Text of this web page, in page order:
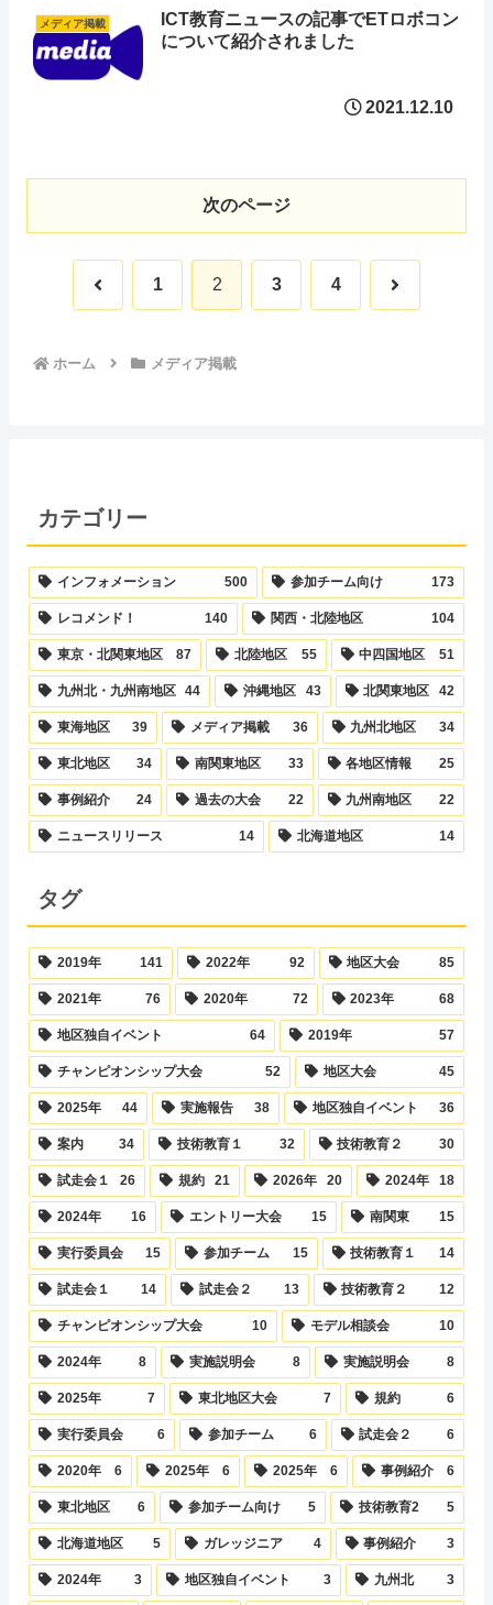
メディア掲載
ICT教育ニュースの記事でETロボコン
について紹介されました
2021.12.10
次のページ
前 1 2 3 4 次
ホーム メディア掲載
カテゴリー
インフォメーション 500 参加チーム向け 173
レコメンド！ 140 関西・北陸地区 104
東京・北関東地区 87 北陸地区 55 中四国地区 51
九州北・九州南地区 44 沖縄地区 43 北関東地区 42
東海地区 39 メディア掲載 36 九州北地区 34
東北地区 34 南関東地区 33 各地区情報 25
事例紹介 24 過去の大会 22 九州南地区 22
ニュースリリース 14 北海道地区 14
タグ
2019年 141 2022年 92 地区大会 85
2021年 76 2020年 72 2023年 68
地区独自イベント 64 2019年 57
チャンピオンシップ大会 52 地区大会 45
2025年 44 実施報告 38 地区独自イベント 36
案内 34 技術教育１ 32 技術教育２ 30
試走会１ 26 規約 21 2026年 20 2024年 18
2024年 16 エントリー大会 15 南関東 15
実行委員会 15 参加チーム 15 技術教育１ 14
試走会１ 14 試走会２ 13 技術教育２ 12
チャンピオンシップ大会 10 モデル相談会 10
2024年 8 実施説明会 8 実施説明会 8
2025年 7 東北地区大会 7 規約 6
実行委員会 6 参加チーム 6 試走会２ 6
2020年 6 2025年 6 2025年 6 事例紹介 6
東北地区 6 参加チーム向け 5 技術教育2 5
北海道地区 5 ガレッジニア 4 事例紹介 3
2024年 3 地区独自イベント 3 九州北 3